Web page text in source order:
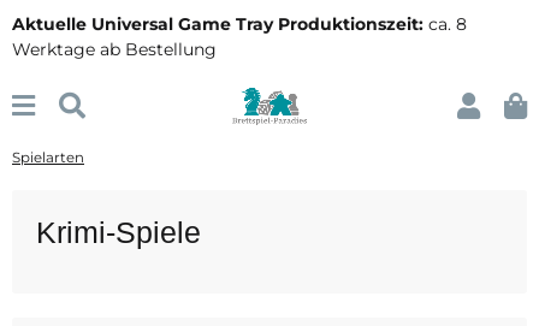
Aktuelle Universal Game Tray Produktionszeit: ca. 8
Werktage ab Bestellung
Spielarten
Krimi-Spiele